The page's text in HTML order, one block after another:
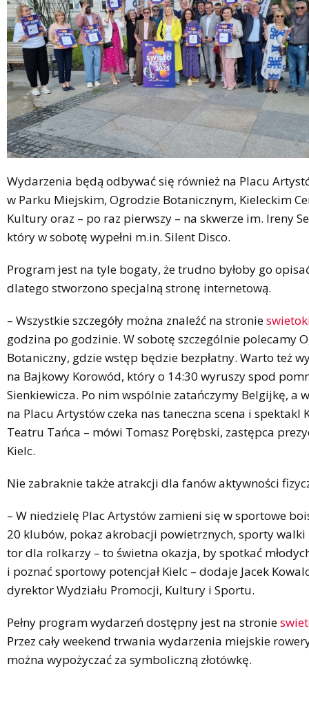
Wydarzenia będą odbywać się również na Placu
w Parku Miejskim, Ogrodzie Botanicznym, Kieleckim
Kultury oraz – po raz pierwszy – na skwerze im. Ireny
który w sobotę wypełni m.in. Silent Disco.
Program jest na tyle bogaty, że trudno byłoby go
dlatego stworzono specjalną stronę internetową.
– Wszystkie szczegóły można znaleźć na stronie
godzina po godzinie. W sobotę szczególnie polecamy
Botaniczny, gdzie wstęp będzie bezpłatny. Warto też
na Bajkowy Korowód, który o 14:30 wyruszy spod
Sienkiewicza. Po nim wspólnie zatańczymy Belgijkę, a
na Placu Artystów czeka nas taneczna scena i spektakl
Teatru Tańca – mówi Tomasz Porębski, zastępca
Kielc.
Nie zabraknie także atrakcji dla fanów aktywności
– W niedzielę Plac Artystów zamieni się w sportowe
20 klubów, pokaz akrobacji powietrznych, sporty walki
tor dla rolkarzy – to świetna okazja, by spotkać
i poznać sportowy potencjał Kielc – dodaje Jacek
dyrektor Wydziału Promocji, Kultury i Sportu.
Pełny program wydarzeń dostępny jest na stronie
Przez cały weekend trwania wydarzenia miejskie
można wypożyczać za symboliczną złotówkę.